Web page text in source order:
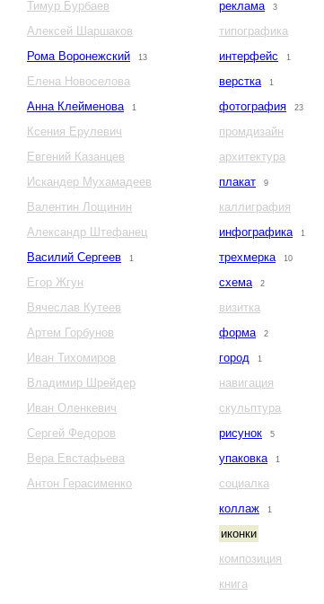
Тимур Бурбаев
Алексей Шаршаков
Рома Воронежский
13
Елена Новоселова
Анна Клейменова
1
Ксения Ерулевич
Евгений Казанцев
Искандер Мухамадеев
Валентин Лощинин
Александр Штефанец
Василий Сергеев
1
Егор Жгун
Вячеслав Кутеев
Артем Горбунов
Иван Тихомиров
Владимир Шрейдер
Иван Оленкевич
Сергей Федоров
Вера Евстафьева
Антон Герасименко
реклама 3
типографика
интерфейс
1
верстка 1
фотография 23
промдизайн
архитектура
плакат
9
каллиграфия
инфографика
1
трехмерка 10
схема 2
визитка
форма
2
город 1
навигация
скульптура
рисунок
5
упаковка 1
социалка
коллаж
1
иконки
композиция
книга